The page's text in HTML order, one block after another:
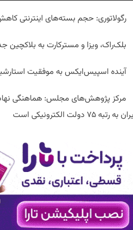
رگولاتوری: حجم بسته‌های اینترنتی
بلک‌راک، ویزا و مسترکارت به بلاکچین
آینده اسپیس‌ایکس به موفقیت
مرکز پژوهش‌های مجلس: هماهنگی
به رتبه ۷۵ دولت الکترونیکی است